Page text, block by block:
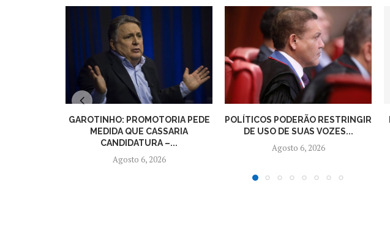
GAROTINHO: PROMOTORIA PEDE
MEDIDA QUE CASSARIA
CANDIDATURA –...
Agosto 6, 2026
POLÍTICOS PODERÃO RESTRINGIR
DE USO DE SUAS VOZES...
Agosto 6, 2026